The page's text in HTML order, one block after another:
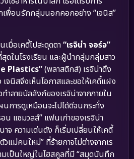
เพื่อนรักกลุ่มนอกคอกอย่าง “เจนิส”
มื่อเคดี้ไปสะดุดตา“เรจิน่า จอร์จ”
ในโรงเรียน และผู้นำกลุ่มกลุ่มสาว
Plastics”(พลาสติกส์) เรจิน่าดึง
จนิสจึงเห็นโอกาสและขอให้เคดี้แฝง
ลายบัลลังก์ของเรจิน่าจากภายใน
การดูเหมือนจะไปได้ดีจนกระทั่ง
น แซมวลส์” แฟนเก่าของเรจิน่า
าจ ความเด่นดัง ก็เริ่มเปลี่ยนให้เคดี้
แม่คนใหม่” ที่ร้ายกาจไม่ต่างจากเร
มเป็นใหญ่ในไฮสคูลที่มี “สมุดบันทึก